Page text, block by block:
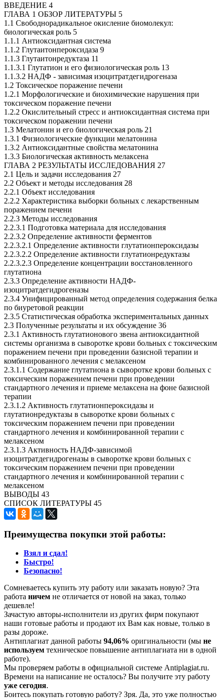
ВВЕДЕНИЕ 4
ГЛАВА 1 ОБЗОР ЛИТЕРАТУРЫ 5
1.1 Свободнорадикальное окисление биомолекул:
биологическая роль 5
1.1.1 Антиоксидантная система
1.1.2 Глутаитонпероксидаза 9
1.1.3 Глутаитонредуктаза 11
1.1.3.1 Глутатион и его физиологическая роль 13
1.1.3.2 НАДФ - зависимая изоцитратдегидрогеназа
1.2 Токсическое поражение печени
1.2.1 Морфологические и биохимические нарушения при
токсическом поражение печени
1.2.2 Окислительный стресс и антиоксидантная система при
токсическом поражении печени
1.3 Мелатонин и его биологическая роль 21
1.3.1 Физиологические функции мелатонина
1.3.2 Антиоксидантные свойства мелатонина
1.3.3 Биологическая активность мелаксена
ГЛАВА 2 РЕЗУЛЬТАТЫ ИССЛЕДОВАНИЯ 27
2.1 Цель и задачи исследования 27
2.2 Объект и методы исследования 28
2.2.1 Объект исследования
2.2.2 Характеристика выборки больных с лекарственным
поражением печени
2.2.3 Методы исследования
2.2.3.1 Подготовка материала для исследования
2.2.3.2 Определение активности ферментов
2.2.3.2.1 Определение активности глутатионпероксидазы
2.2.3.2.2 Определение активности глутатионредуктазы
2.2.3.2.3 Определение концентрации восстановленного
глутатиона
2.3.3 Определение активности НАДФ-
изоцитратдегидрогеназы
2.3.4 Унифицированный метод определения содержания белка
по биуретовой реакции
2.3.5 Статистическая обработка экспериментальных данных
2.3 Полученные результаты и их обсуждение 36
2.3.1 Активность глутатионового звена антиоксидантной
системы организма в сыворотке крови больных с токсическим
поражением печени при проведении базисной терапии и
комбинированного лечения с мелаксеном
2.3.1.1 Содержание глутатиона в сыворотке крови больных с
токсическим поражением печени при проведении
стандартного лечения и приеме мелаксена на фоне базисной
терапии
2.3.1.2 Активность глутатионпероксидазы и
глутатионредуктазы в сыворотке крови больных с
токсическим поражением печени при проведении
стандартного лечения и комбинированной терапии с
мелаксеном
2.3.1.3 Активность НАДФ-зависимой
изоцитратдегидрогеназы в сыворотке крови больных с
токсическим поражением печени при проведении
стандартного лечения и комбинированной терапии с
мелаксеном
ВЫВОДЫ 43
СПИСОК ЛИТЕРАТУРЫ 45
Преимущества покупки этой работы:
Взял и сдал!
Быстро!
Безопасно!
Сомневаетесь купить эту работу или заказать новую? Эта
работа ничем не отличается от новой на заказ, только
дешевле!
Зачастую авторы-исполнители из других фирм покупают
наши готовые работы и продают их Вам как новые, только в
разы дороже.
Антиплагиат данной работы 94,06% оригинальности (мы не
используем техническое повышение антиплагиата ни в одной
работе).
Мы проверяем работы в официальной системе Аntiplagiat.ru.
Времени на написание не осталось? Вы получите эту работу
уже сегодня.
Боитесь покупать готовую работу? Зря. Да, это уже полностью